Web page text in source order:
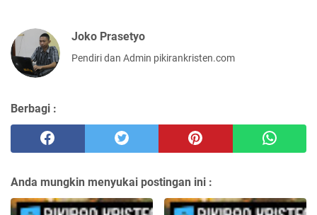
Joko Prasetyo
Pendiri dan Admin pikirankristen.com
Berbagi :
Anda mungkin menyukai postingan ini :